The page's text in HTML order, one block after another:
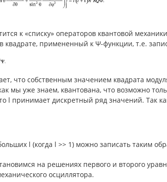
к «списку» операторов квантовой
квадрате, примененный к Ψ-функции, т.е.
что собственным значением квадрата
мы уже знаем, квантована, что возможно
l принимает дискретный ряд значений. Так
l (когда l >> 1) можно записать таким
на решениях первого и второго
осциллятора.